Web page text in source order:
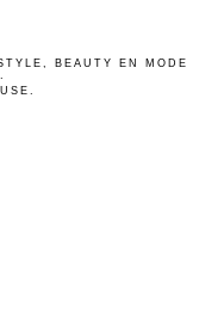
BEAUTY EN MODE
.
.